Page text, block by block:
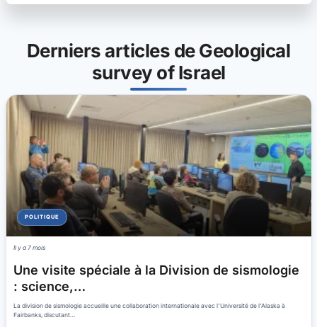
Derniers articles de Geological
survey of Israel
POLITIQUE
Il y a 7 mois
Une visite spéciale à la Division de sismologie
: science,…
La division de sismologie accueille une collaboration internationale avec l'Université de l'Alaska à
Fairbanks, discutant…